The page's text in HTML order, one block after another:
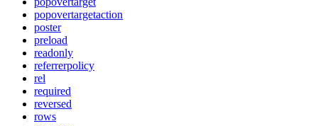
popovertargetaction
poster
preload
readonly
referrerpolicy
rel
required
reversed
rows